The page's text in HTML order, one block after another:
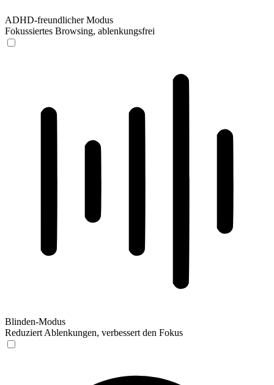
ADHD-freundlicher Modus
Fokussiertes Browsing, ablenkungsfrei
Blinden-Modus
Reduziert Ablenkungen, verbessert den Fokus